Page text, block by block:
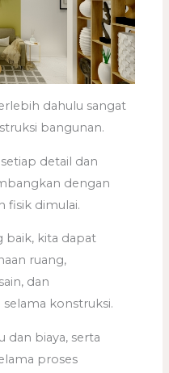
dahulu sangat
bangunan.
detail dan
dengan
fisik dimulai.
baik, kita dapat
ruang,
dan
konstruksi.
dan biaya, serta
proses